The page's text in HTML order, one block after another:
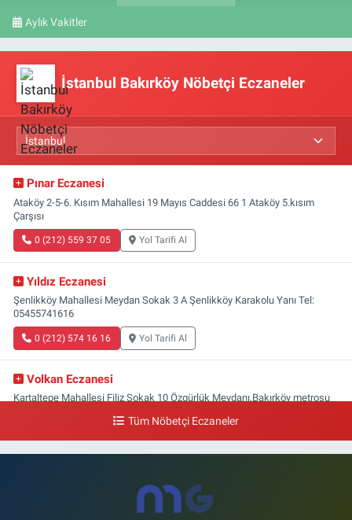
Aylık Vakitler
İstanbul Bakırköy Nöbetçi Eczaneler
Pınar Eczanesi
Ataköy 2-5-6. Kısım Mahallesi 19 Mayıs Caddesi 66 1 Ataköy 5.kısım
Çarşısı
0 (212) 559 37 05 Yol Tarifi Al
Yıldız Eczanesi
Şenlikköy Mahallesi Meydan Sokak 3 A Şenlikköy Karakolu Yanı Tel:
05455741616
0 (212) 574 16 16 Yol Tarifi Al
Volkan Eczanesi
Kartaltepe Mahallesi Filiz Sokak 10 Özgürlük Meydanı,Bakırköy metrosu
Yeşilköy Mahallesi Doğruyol Sokak 7 A Dürümcü Baba'nın Bir Alt
Tüm Nöbetçi Eczaneler